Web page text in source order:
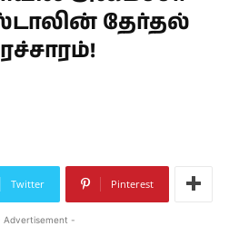
தேர்தல்
Twitter Pinterest
Advertisement -